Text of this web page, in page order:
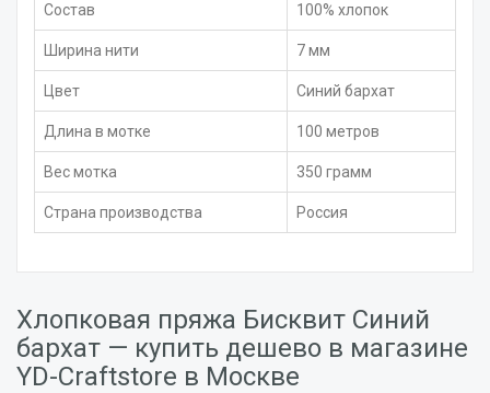
Состав 100% хлопок
Ширина нити 7 мм
Цвет Синий бархат
Длина в мотке 100 метров
Вес мотка 350 грамм
Страна производства Россия
Хлопковая пряжа Бисквит Синий
бархат — купить дешево в магазине
YD-Craftstore в Москве